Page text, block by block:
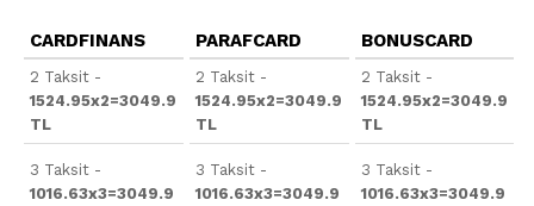
CARDFINANS
2 Taksit -
1524.95x2=3049.9
TL
3 Taksit -
1016.63x3=3049.9
PARAFCARD
2 Taksit -
1524.95x2=3049.9
TL
3 Taksit -
1016.63x3=3049.9
BONUSCARD
2 Taksit -
1524.95x2=3049.9
TL
3 Taksit -
1016.63x3=3049.9